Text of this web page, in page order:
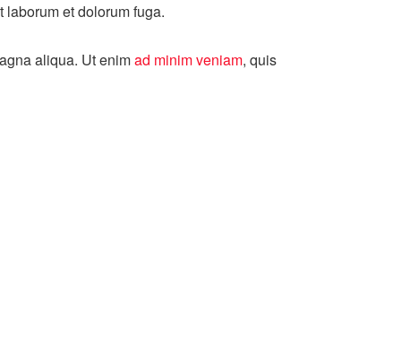
et dolorum fuga.
aliqua. Ut enimad minim veniam, quis